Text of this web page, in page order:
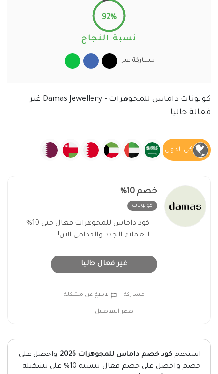
92%
نسبة النجاح
مشاركة عبر
كوبونات داماس للمجوهرات - Damas Jewellery غير
فعالة حاليا
كل الدول
خصم 10%
كوبونات
كود داماس للمجوهرات فعال حتى 10%
للعملاء الجدد والقدامى الآن!
غير فعال حاليا
مشاركة الابلاغ عن مشكلة
اظهر التفاصيل
استخدم كود خصم داماس للمجوهرات 2026
واحصل على
خصم واحصل على خصم فعال بنسبة 10% على تشكيلة